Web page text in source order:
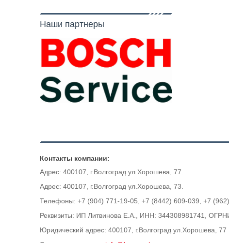
Наши партнеры
Контакты компании:
Адрес: 400107, г.Волгоград ул.Хорошева, 77.
Адрес: 400107, г.Волгоград ул.Хорошева, 73.
Телефоны: +7 (904) 771-19-05, +7 (8442) 609-039, +7
Реквизиты: ИП Литвинова Е.А., ИНН: 344308981741,
Юридический адрес: 400107, г.Волгоград ул.Хорошева, 77